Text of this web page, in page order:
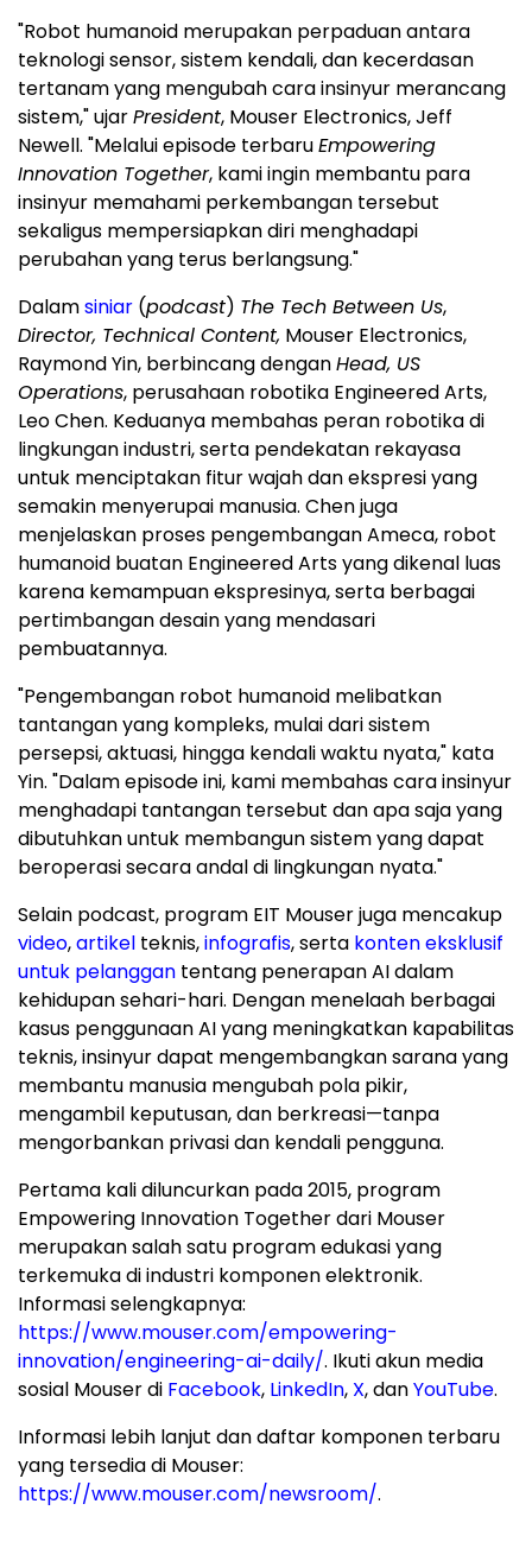
"Robot humanoid merupakan perpaduan antara
teknologi sensor, sistem kendali, dan kecerdasan
tertanam yang mengubah cara insinyur merancang
sistem," ujarPresident, Mouser Electronics, Jeff
Newell. "Melalui episode terbaruEmpowering
Innovation Together, kami ingin membantu para
insinyur memahami perkembangan tersebut
sekaligus mempersiapkan diri menghadapi
perubahan yang terus berlangsung."
Dalamsiniar (podcast) The Tech Between Us,
Director, Technical Content, Mouser Electronics,
Raymond Yin, berbincang denganHead, US
Operations, perusahaan robotika Engineered Arts,
Leo Chen. Keduanya membahas peran robotika di
lingkungan industri, serta pendekatan rekayasa
untuk menciptakan fitur wajah dan ekspresi yang
semakin menyerupai manusia. Chen juga
menjelaskan proses pengembangan Ameca, robot
humanoid buatan Engineered Arts yang dikenal luas
karena kemampuan ekspresinya, serta berbagai
pertimbangan desain yang mendasari
pembuatannya.
"Pengembangan robot humanoid melibatkan
tantangan yang kompleks, mulai dari sistem
persepsi, aktuasi, hingga kendali waktu nyata," kata
Yin. "Dalam episode ini, kami membahas cara insinyur
menghadapi tantangan tersebut dan apa saja yang
dibutuhkan untuk membangun sistem yang dapat
beroperasi secara andal di lingkungan nyata."
Selain podcast, program EIT Mouser juga mencakup
video,artikel teknis,infografis, serta konten eksklusif
untuk pelanggan tentang penerapan AI dalam
kehidupan sehari-hari. Dengan menelaah berbagai
kasus penggunaan AI yang meningkatkan kapabilitas
teknis, insinyur dapat mengembangkan sarana yang
membantu manusia mengubah pola pikir,
mengambil keputusan, dan berkreasi—tanpa
mengorbankan privasi dan kendali pengguna.
Pertama kali diluncurkan pada 2015, program
Empowering Innovation Together dari Mouser
merupakan salah satu program edukasi yang
terkemuka di industri komponen elektronik.
Informasi selengkapnya:
https://www.mouser.com/empowering-
innovation/engineering-ai-daily/. Ikuti akun media
sosial Mouser di Facebook, LinkedIn, X, danYouTube.
Informasi lebih lanjut dan daftar komponen terbaru
yang tersedia di Mouser:
https://www.mouser.com/newsroom/.